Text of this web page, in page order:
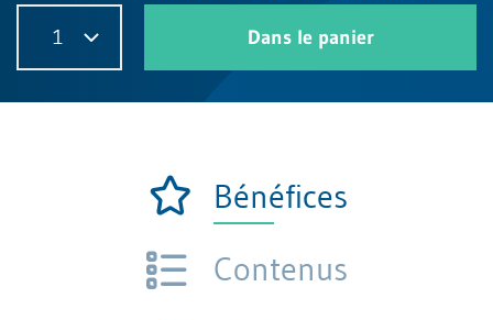
1 Dans le panier
Bénéfices
Contenus